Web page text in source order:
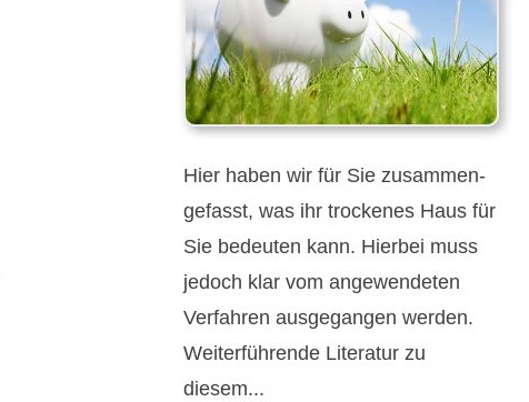
Hier haben wir für Sie zu­sammen­
ge­fasst, was ihr trock­enes Haus für
Sie be­deu­ten kann. Hier­bei muss
jedoch klar vom an­ge­wende­ten
Ver­fah­ren aus­ge­gan­gen werden.
Weiter­füh­rende Lite­ratur zu
diesem...